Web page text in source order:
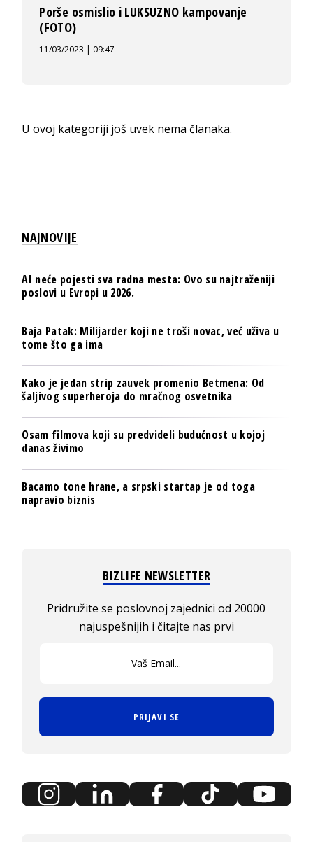
Porše osmislio i LUKSUZNO kampovanje
(FOTO)
11/03/2023 | 09:47
U ovoj kategoriji još uvek nema članaka.
NAJNOVIJE
AI neće pojesti sva radna mesta: Ovo su najtraženiji
poslovi u Evropi u 2026.
Baja Patak: Milijarder koji ne troši novac, već uživa u
tome što ga ima
Kako je jedan strip zauvek promenio Betmena: Od
šaljivog superheroja do mračnog osvetnika
Osam filmova koji su predvideli budućnost u kojoj
danas živimo
Bacamo tone hrane, a srpski startap je od toga
napravio biznis
BIZLIFE NEWSLETTER
Pridružite se poslovnoj zajednici od 20000
najuspešnijih i čitajte nas prvi
PRIJAVI SE